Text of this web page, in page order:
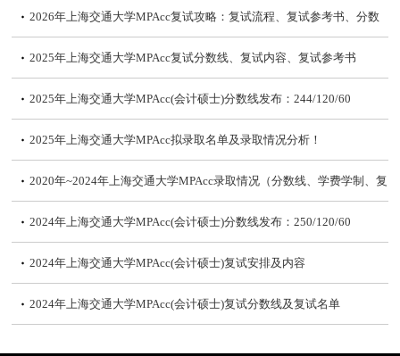
2026年上海交通大学MPAcc复试攻略：复试流程、复试参考书、分数
线 2025年上海交通大学MPAcc复试分数线、复试内容、复试参考书
2025年上海交通大学MPAcc(会计硕士)分数线发布：244/120/60
2025年上海交通大学MPAcc拟录取名单及录取情况分析！
2020年~2024年上海交通大学MPAcc录取情况（分数线、学费学制、复
试内容）
2024年上海交通大学MPAcc(会计硕士)分数线发布：250/120/60
2024年上海交通大学MPAcc(会计硕士)复试安排及内容
2024年上海交通大学MPAcc(会计硕士)复试分数线及复试名单